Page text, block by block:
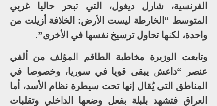
الفرنسية، شارل ديغول، التي تبحر حاليا غربي
المتوسط “الخارطة ليست الأرض: الخلافة أزيلت من
واحدة، لكنها تحاول ترسيخ نفسها في الأخرى”.
وتابعت الوزيرة مخاطبة الطاقم المؤلف من ألفي
عنصر “داعش يبقى قويا في سوريا، وخصوصا في
المناطق التي يُقال إنها تحت سيطرة نظام الأسد، أما
العراق فتشهد بلبلة بفعل وضعها الداخلي وتقلبات